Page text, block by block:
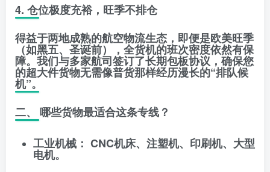
4. 仓位极度充裕，旺季不排仓
得益于两地成熟的航空物流生态，即便是欧美旺季
（如黑五、圣诞前），全货机的班次密度依然有保
障。我们与多家航司签订了长期包板协议，确保您
的超大件货物无需像普货那样经历漫长的“排队候
机”。
二、 哪些货物最适合这条专线？
工业机械： CNC机床、注塑机、印刷机、大型
电机。